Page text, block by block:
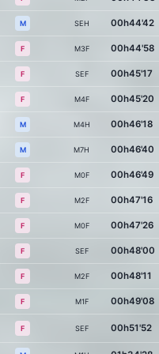
M SEH 00h44'42
F M3F 00h44'58
F SEF 00h45'17
F M4F 00h45'20
M M4H 00h46'18
M M7H 00h46'40
F M0F 00h46'49
F M2F 00h47'16
F M0F 00h47'26
F SEF 00h48'00
F M2F 00h48'11
F M1F 00h49'08
F SEF 00h51'52